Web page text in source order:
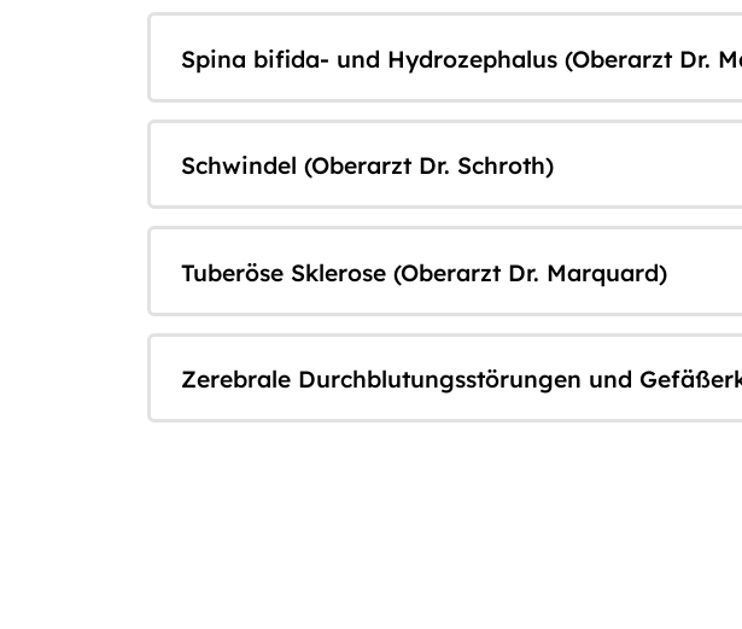
Spina bifida- und Hydrozephalus (Oberarzt Dr.
Schwindel (Oberarzt Dr. Schroth)
Tuberöse Sklerose (Oberarzt Dr. Marquard)
Zerebrale Durchblutungsstörungen und